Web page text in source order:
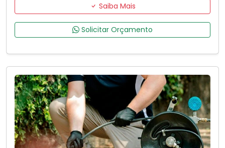
Saiba Mais
Solicitar Orçamento